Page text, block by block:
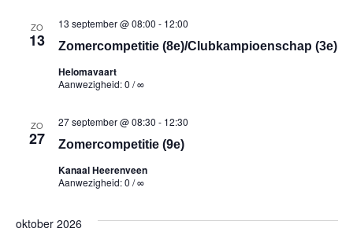
ZO
13 Zomercompetitie (8e)/Clubkampioenschap (3e)
13 september @ 08:00 - 12:00
Helomavaart
Aanwezigheid: 0 / ∞
ZO
27 Zomercompetitie (9e)
27 september @ 08:30 - 12:30
Kanaal Heerenveen
Aanwezigheid: 0 / ∞
oktober 2026